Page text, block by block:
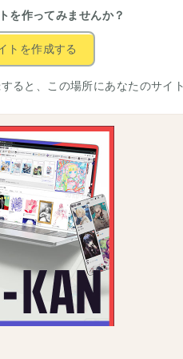
を作ってみませんか？
トを作成する
ると、この場所にあなたのサイ